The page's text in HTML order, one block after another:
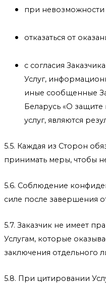
при невозможности
отказаться от
с согласия
Услуг,
иные сообщенные
Беларусь «О
услуг, являются
5.5. Каждая из Сторон
принимать меры, чтобы
5.6. Соблюдение
силе после завершения
5.7. Заказчик не имеет
Услугам, которые
заключения отдельного
5.8. При цитировании